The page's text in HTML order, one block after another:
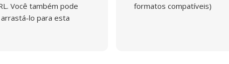
Você também pode
lo para esta
formatos compatíveis)